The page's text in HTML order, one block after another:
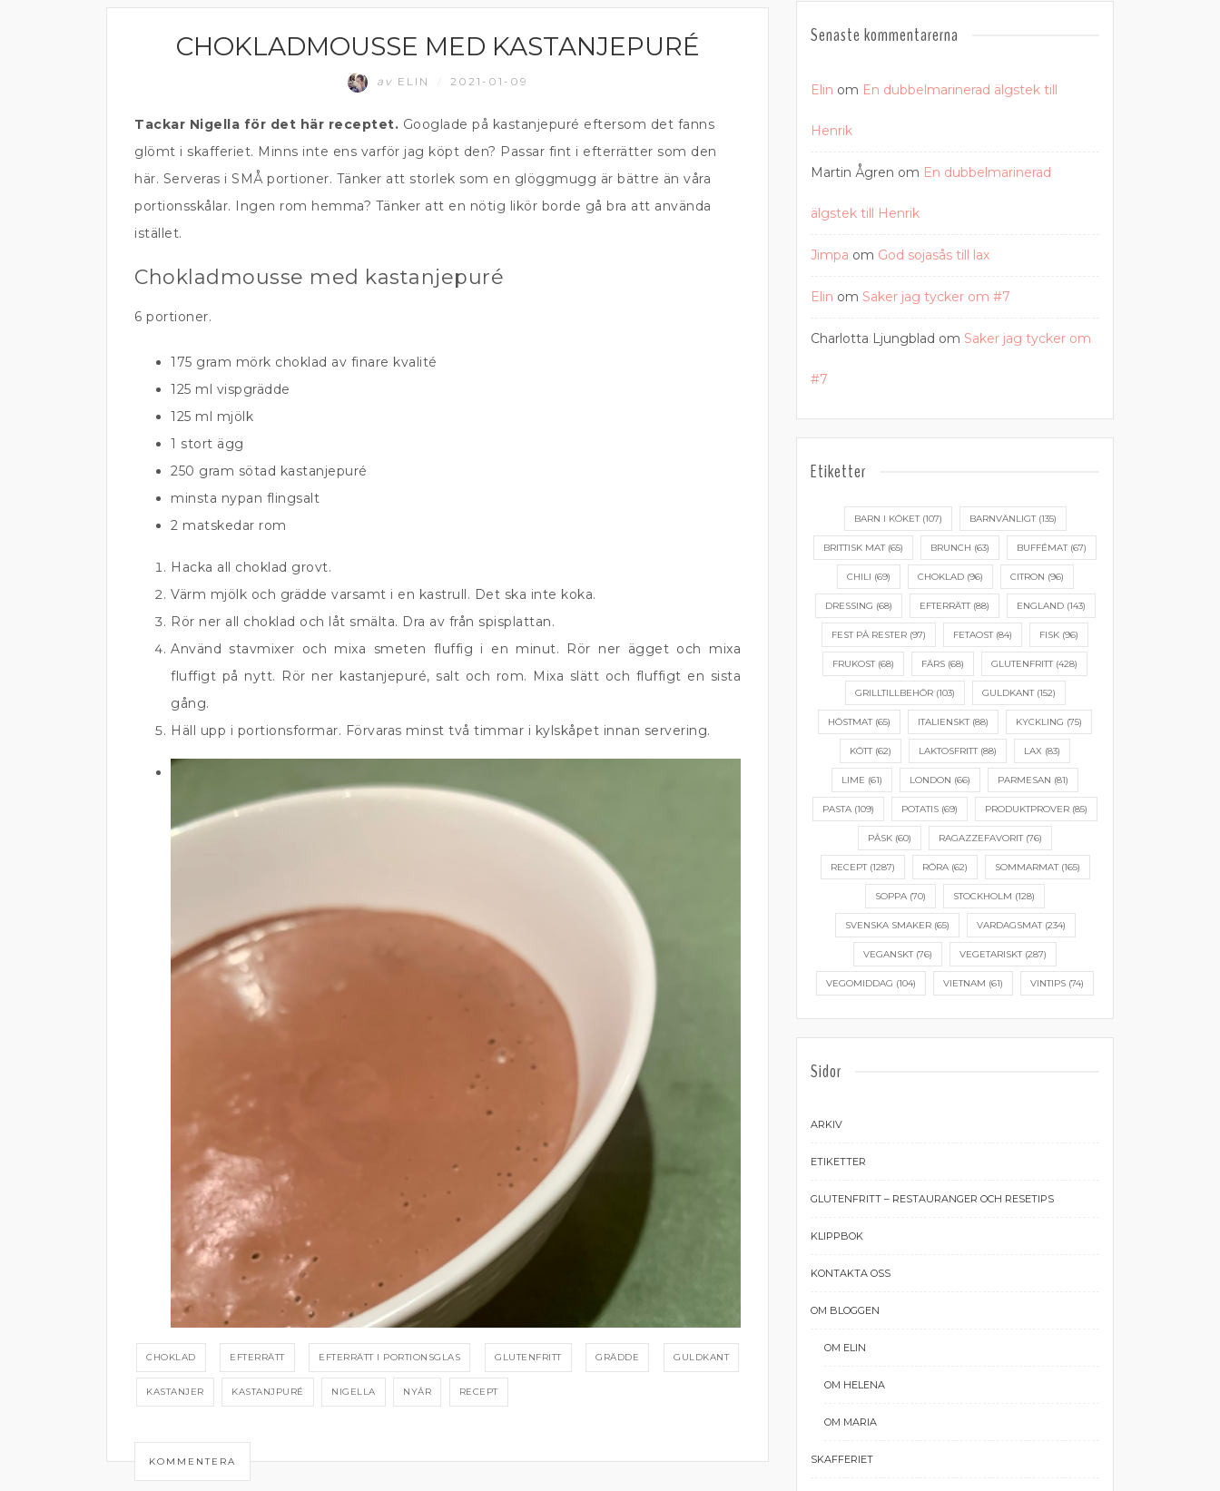
EFTERRÄTTCHOKLADMOUSSE MED KASTANJEPURÉ
av ELIN 2021-01-09
Tackar Nigella för det här receptet. Googlade på kastanjepuré eftersom det fanns
glömt i skafferiet. Minns inte ens varför jag köpt den? Passar fint i efterrätter som den
här. Serveras i SMÅ portioner. Tänker att storlek som en glöggmugg är bättre än våra
portionsskålar. Ingen rom hemma? Tänker att en nötig likör borde gå bra att använda
istället.
Chokladmousse med kastanjepuré
6 portioner.
175 gram mörk choklad av finare kvalité
125 ml vispgrädde
125 ml mjölk
1 stort ägg
250 gram sötad kastanjepuré
minsta nypan flingsalt
2 matskedar rom
Hacka all choklad grovt.
Värm mjölk och grädde varsamt i en kastrull. Det ska inte koka.
Rör ner all choklad och låt smälta. Dra av från spisplattan.
Använd stavmixer och mixa smeten fluffig i en minut. Rör ner ägget och mixa
fluffigt på nytt. Rör ner kastanjepuré, salt och rom. Mixa slätt och fluffigt en sista
gång.
Häll upp i portionsformar. Förvaras minst två timmar i kylskåpet innan servering.
CHOKLAD EFTERRÄTT EFTERRÄTT I PORTIONSGLAS GLUTENFRITT GRÄDDE GULDKANT
KASTANJER KASTANJPURÉ NIGELLA NYÅR RECEPT
KOMMENTERA
Senaste kommentarerna
Elin om En dubbelmarinerad älgstek till
Henrik
Martin Ågren om En dubbelmarinerad
älgstek till Henrik
Jimpa om God sojasås till lax
Elin om Saker jag tycker om #7
Charlotta Ljungblad om Saker jag tycker om
#7
Etiketter
BARN I KÖKET(107) BARNVÄNLIGT(135)
BRITTISK MAT(65) BRUNCH (63) BUFFÉMAT(67)
CHILI (69) CHOKLAD(96) CITRON (96)
DRESSING (68) EFTERRÄTT(88) ENGLAND(143)
FEST PÅ RESTER (97) FETAOST(84) FISK (96)
FRUKOST(68) FÄRS (68) GLUTENFRITT(428)
GRILLTILLBEHÖR(103) GULDKANT(152)
HÖSTMAT(65) ITALIENSKT(88) KYCKLING (75)
KÖTT(62) LAKTOSFRITT(88) LAX (83)
LIME (61) LONDON (66) PARMESAN (81)
PASTA (109) POTATIS (69) PRODUKTPROVER (85)
PÅSK (60) RAGAZZEFAVORIT(76)
RECEPT(1287) RÖRA(62) SOMMARMAT(165)
SOPPA (70) STOCKHOLM (128)
SVENSKA SMAKER(65) VARDAGSMAT(234)
VEGANSKT(76) VEGETARISKT(287)
VEGOMIDDAG (104) VIETNAM (61) VINTIPS (74)
Sidor
ARKIV
ETIKETTER
GLUTENFRITT – RESTAURANGER OCH RESETIPS
KLIPPBOK
KONTAKTA OSS
OM BLOGGEN
OM ELIN
OM HELENA
OM MARIA
SKAFFERIET